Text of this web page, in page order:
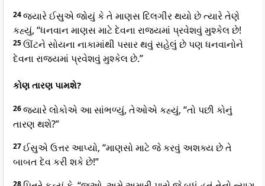
24જ્યારે ઈસુએ જોયું કે તે માણસ દિલગીર થયો છે ત્યારે તેણે
કહ્યું, “ધનવાન માણસ માટે દેવના રાજ્યમાં પ્રવેશવું મુશ્કેલ છે!
25ઊંટને સોયના નાકામાંથી પસાર થવું સહેલું છે પણ ધનવાનોને
દેવના રાજ્યમાં પ્રવેશવું મુશ્કેલ છે.”
કોણ તારણ પામશે?
26જ્યારે લોકોએ આ સાંભળ્યું, તેઓએ કહ્યું, “તો પછી કોનું
તારણ થશે?”
27ઈસુએ ઉત્તર આપ્યો, “માણસો માટે જે કરવું અશક્ય છે તે
બાબત દેવ કરી શકે છે!”
28